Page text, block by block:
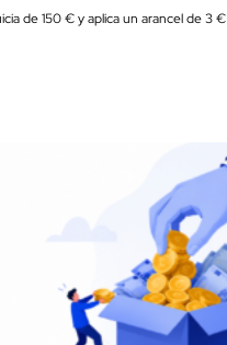
de 150 € y aplica un arancel de 3 €